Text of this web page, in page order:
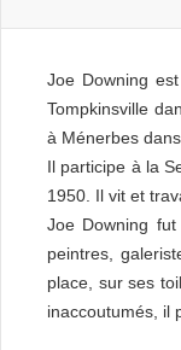
Joe Downing
Tompkinsville
à Ménerbes
Il participe à la
1950. Il vit et
Joe Downing
peintres,
place, sur ses
inaccoutumés, il